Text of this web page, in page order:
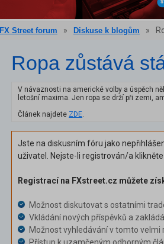
FX Street forum » Diskuse k blogům »
Ropa zůstává
V návaznosti na americké volby a úspěch
letošní maxima. Jen ropa se drží při zemi,
Článek najdete ZDE.
Jste na diskusním fóru jako
uživatel. Nejste-li registrován/a
Registrací na FXstreet.cz můžete
Možnost diskutovat s ostatními
Vkládání nových příspěvků a
Možnost vyhledávání v tomto